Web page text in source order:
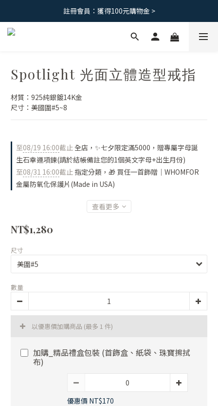
免運優惠｜台灣滿 1500 ，港澳滿2500
註冊會員：獲得100元購物金 >
免運優惠｜台灣滿 1500 ，港澳滿2500
Spotlight 光面立體造型戒指
材質：925純銀鍍14K金
尺寸：美國圍#5~8
至08/19 16:00截止全店，✨七夕限定滿5000，贈專屬字母誕
生石幸運項鍊(請於結帳備註您的1個英文字母+出生月份)
至08/31 16:00截止 指定分類，🎁 買任一首飾贈｜WHOMFOR
金屬防氧化保護片(Made in USA)
查看更多
NT$1,280
尺寸
數量
以優惠價加購商品 (最多 1 件)
加購_精品禮盒包裝 (首飾盒、紙袋、珠寶擦拭
布)
優惠價 NT$170